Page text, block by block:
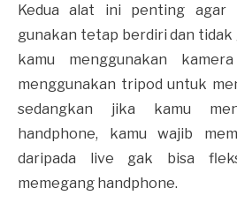
Kedua alat ini penting agar
gunakan tetap berdiri dan tidak
kamu menggunakan
menggunakan tripod untuk
sedangkan jika kamu
handphone, kamu wajib
daripada live gak bisa
memegang handphone.